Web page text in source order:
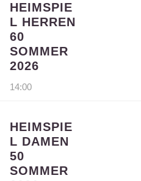
HEIMSPIE
L HERREN
60
SOMMER
2026
14:00
HEIMSPIE
L DAMEN
50
SOMMER